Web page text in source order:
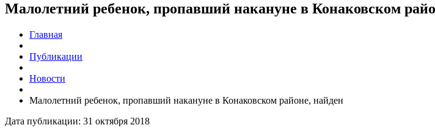
Малолетний ребенок, пропавший накануне в Конаковском
Главная
Публикации
Новости
Малолетний ребенок, пропавший накануне в Конаковском районе, найден
Дата публикации: 31 октября 2018